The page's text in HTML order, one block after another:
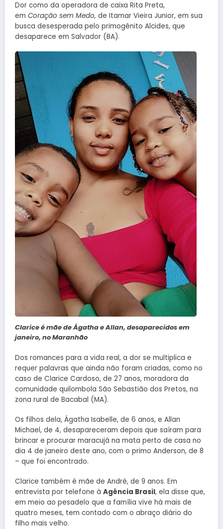
Dor como da operadora de caixa Rita Preta,
em Coração sem Medo, de Itamar Vieira Junior, em sua
busca desesperada pelo primogênito Alcides, que
desaparece em Salvador (BA).
Clarice é mãe de Ágatha e Allan, desaparecidos em
janeiro, no Maranhão
Dos romances para a vida real, a dor se multiplica e
requer palavras que ainda não foram criadas, como no
caso de Clarice Cardoso, de 27 anos, moradora da
comunidade quilombola São Sebastião dos Pretos, na
zona rural de Bacabal (MA).
Os filhos dela, Ágatha Isabelle, de 6 anos, e Allan
Michael, de 4, desapareceram depois que saíram para
brincar e procurar maracujá na mata perto de casa no
dia 4 de janeiro deste ano, com o primo Anderson, de 8
– que foi encontrado.
Clarice também é mãe de André, de 9 anos. Em
entrevista por telefone à Agência Brasil, ela disse que,
em meio ao pesadelo que a família vive há mais de
quatro meses, tem contado com o abraço diário do
filho mais velho.